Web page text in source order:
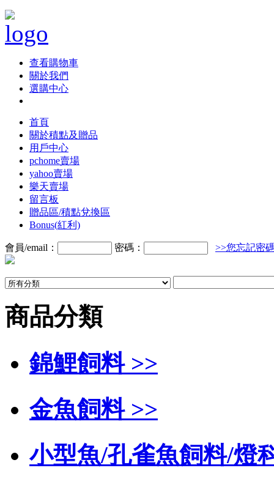
查看購物車
關於我們
選購中心
首頁
關於積點及贈品
用戶中心
pchome賣場
yahoo賣場
樂天賣場
留言板
贈品區/積點兌換區
Bonus(紅利)
會員/email： 密碼： >>您忘記密
商品分類
錦鯉飼料 >>
金魚飼料 >>
小型魚/孔雀魚飼料/燈